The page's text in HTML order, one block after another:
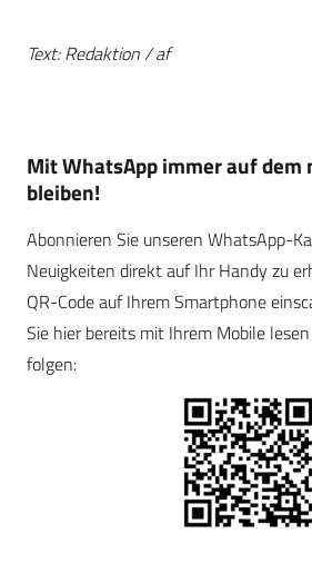
Text: Redaktion / af
Mit WhatsApp immer auf dem
bleiben!
Abonnieren Sie unseren WhatsApp-
Neuigkeiten direkt auf Ihr Handy zu
QR-Code auf Ihrem Smartphone
Sie hier bereits mit Ihrem Mobile
folgen: